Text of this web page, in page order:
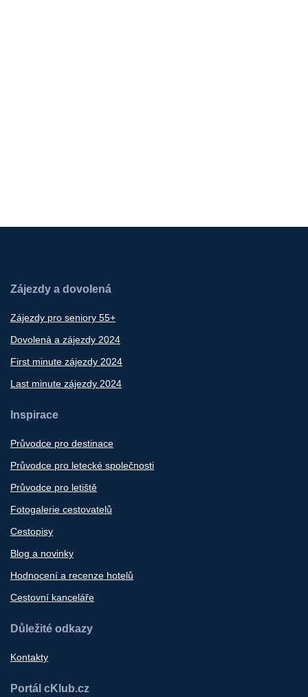
Zájezdy a dovolená
Zájezdy pro seniory 55+
Dovolená a zájezdy 2024
First minute zájezdy 2024
Last minute zájezdy 2024
Inspirace
Průvodce pro destinace
Průvodce pro letecké společnosti
Průvodce pro letiště
Fotogalerie cestovatelů
Cestopisy
Blog a novinky
Hodnocení a recenze hotelů
Cestovní kanceláře
Důležité odkazy
Kontakty
Portál cKlub.cz